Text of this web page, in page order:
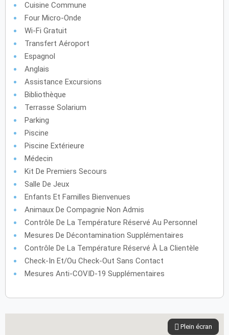
Cuisine Commune
Four Micro-Onde
Wi-Fi Gratuit
Transfert Aéroport
Espagnol
Anglais
Assistance Excursions
Bibliothèque
Terrasse Solarium
Parking
Piscine
Piscine Extérieure
Médecin
Kit De Premiers Secours
Salle De Jeux
Enfants Et Familles Bienvenues
Animaux De Compagnie Non Admis
Contrôle De La Température Réservé Au Personnel
Mesures De Décontamination Supplémentaires
Contrôle De La Température Réservé À La Clientèle
Check-In Et/ou Check-Out Sans Contact
Mesures Anti-COVID-19 Supplémentaires
Plein écran